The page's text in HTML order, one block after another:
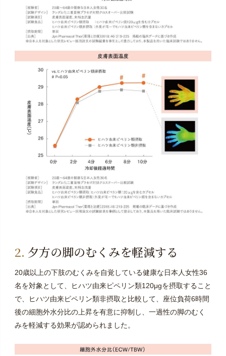
夕方の脚のむくみを軽減する
20歳以上の下肢のむくみを自覚している健康な日本人女性36
名を対象として、ヒハツ由来ピペリン類120μgを摂取すること
で、ヒハツ由来ピペリン類非摂取と比較して、座位負荷6時間
後の細胞外水分比の上昇を有意に抑制し、一過性の脚のむく
みを軽減する効果が認められました。